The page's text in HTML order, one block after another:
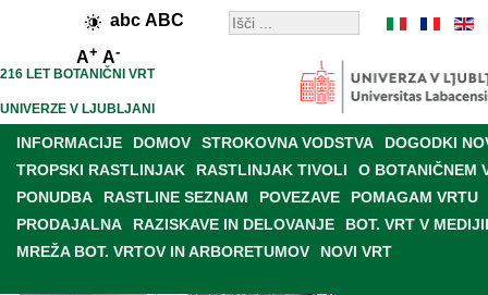
abc ABC
A+ A-
216 LET BOTANIČNI VRT
UNIVERZE V LJUBLJANI
INFORMACIJE DOMOV STROKOVNA VODSTVA
DOGODKI
TROPSKI RASTLINJAK
RASTLINJAK TIVOLI
O BOTANIČNEM
PONUDBA
RASTLINE SEZNAM POVEZAVE
POMAGAM VRTU
PRODAJALNA
RAZISKAVE IN DELOVANJE
BOT. VRT V
MREŽA BOT. VRTOV IN ARBORETUMOV
NOVI VRT